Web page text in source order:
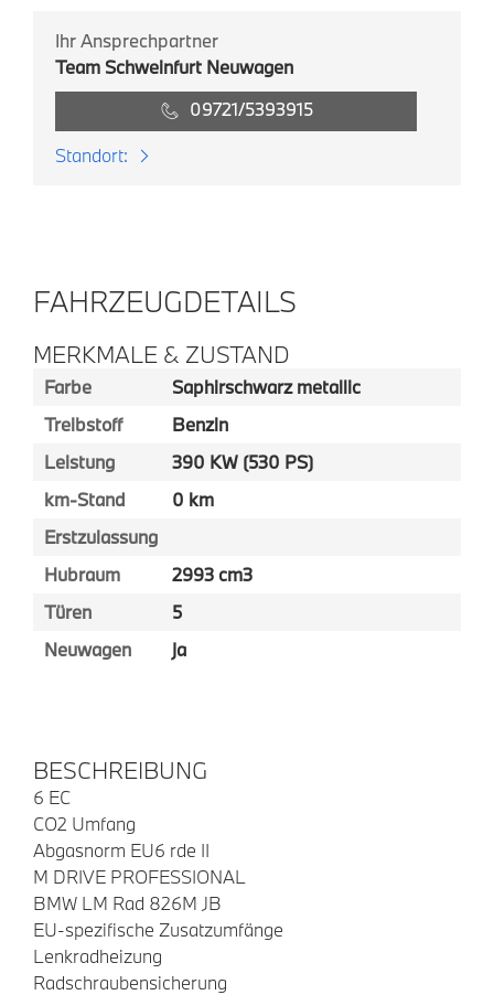
Ihr Ansprechpartner
Team Schweinfurt Neuwagen
09721/5393915
Standort:
FAHRZEUGDETAILS
MERKMALE & ZUSTAND
Farbe
Saphirschwarz metallic
Treibstoff
Benzin
Leistung
390 KW (530 PS)
km-Stand
0 km
Erstzulassung
Hubraum
2993 cm3
Türen
5
Neuwagen
ja
BESCHREIBUNG
6 EC
CO2 Umfang
Abgasnorm EU6 rde II
M DRIVE PROFESSIONAL
BMW LM Rad 826M JB
EU-spezifische Zusatzumfänge
Lenkradheizung
Radschraubensicherung